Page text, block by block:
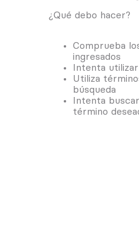
¿Qué debo hacer?
Comprueba
ingresados
Intenta
Utiliza
búsqueda
Intenta
término